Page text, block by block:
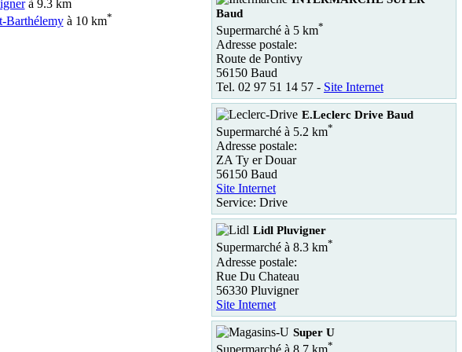
à 9.3 km
Barthélemyà 10 km*
Baud
Supermarché à 5 km*
Adresse postale:
Route de Pontivy
56150 Baud
Tel. 02 97 51 14 57 - Site Internet
E.Leclerc Drive Baud
Supermarché à 5.2 km*
Adresse postale:
ZA Ty er Douar
56150 Baud
Site Internet
Service: Drive
Lidl Pluvigner
Supermarché à 8.3 km*
Adresse postale:
Rue Du Chateau
56330 Pluvigner
Site Internet
Super U
Supermarché à 8.7 km*